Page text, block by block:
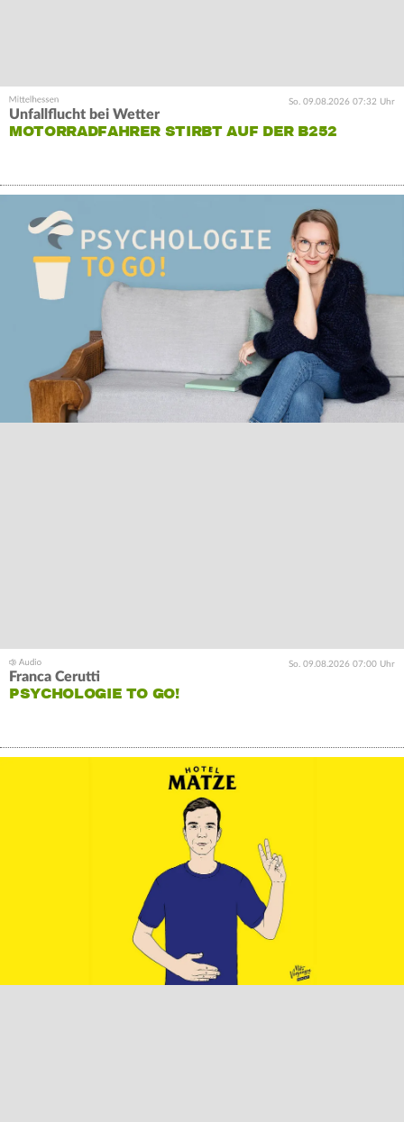
So. 09.08.2026 07:32 Uhr
Unfallflucht bei Wetter
MOTORRADFAHRER STIRBT AUF DER B252
So. 09.08.2026 07:00 Uhr
Franca Cerutti
PSYCHOLOGIE TO GO!